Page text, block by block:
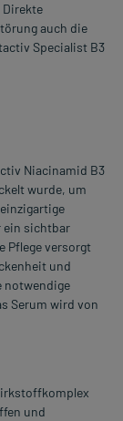
auch die
Specialist B3
Niacinamid B3
wurde, um
ein sichtbar
Pflege versorgt
und
notwendige
Serum wird von
und